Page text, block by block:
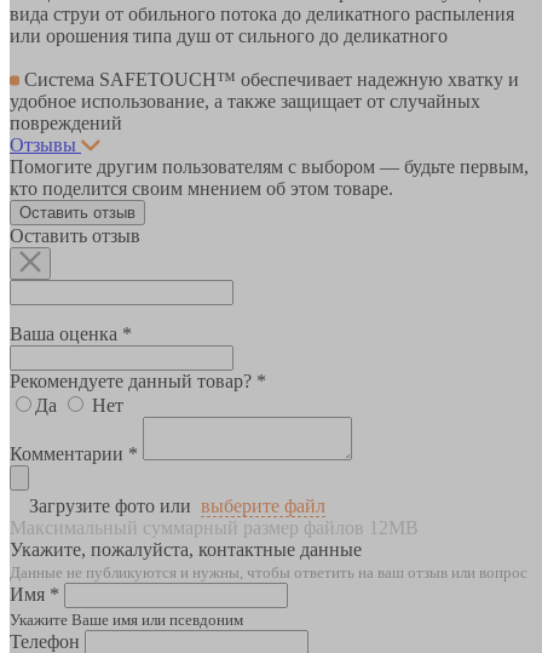
вида струи от обильного потока до деликатного распыления
или орошения типа душ от сильного до деликатного
Система SAFETOUCH™ обеспечивает надежную хватку и
удобное использование, а также защищает от случайных
повреждений
Отзывы
Помогите другим пользователям с выбором — будьте первым,
кто поделится своим мнением об этом товаре.
Оставить отзыв
Оставить отзыв
Ваша оценка *
Рекомендуете данный товар? *
Да
Нет
Комментарии *
Загрузите фото или выберите файл
Максимальный суммарный размер файлов 12MB
Укажите, пожалуйста, контактные данные
Данные не публикуются и нужны, чтобы ответить на ваш отзыв или вопрос
Имя *
Укажите Ваше имя или псевдоним
Телефон